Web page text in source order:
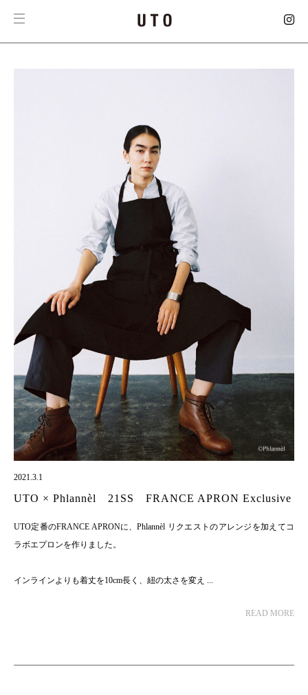
2021.3.1
UTO × Phlannèl 21SS FRANCE APRON Exclusive
UTO定番のFRANCE APRONに、Phlannèl リクエストのアレンジを加えてコ
ラボエプロンを作りました。
インラインよりも着丈を10cm長く、紐の太さを変え ...
READ MORE